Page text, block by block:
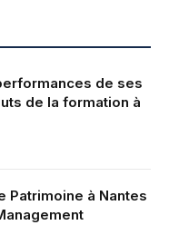
de ses
de la formation à
Patrimoine à Nantes